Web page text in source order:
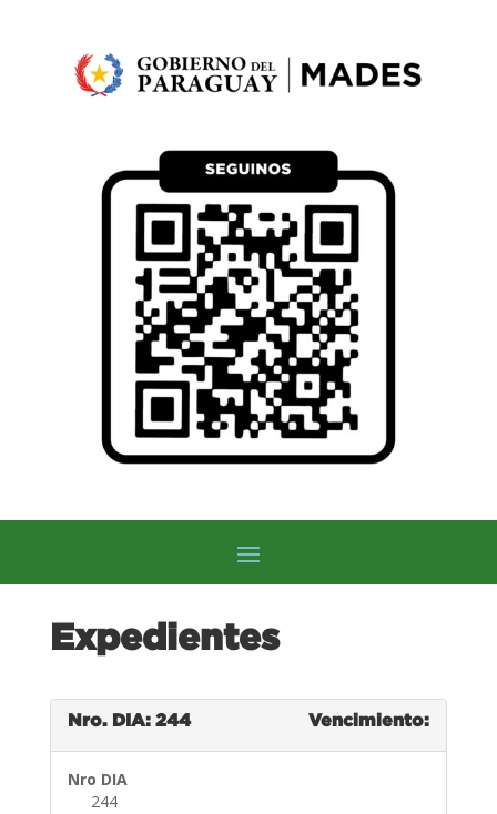
Expedientes
Nro. DIA: 244 Vencimiento:
Nro DIA
244